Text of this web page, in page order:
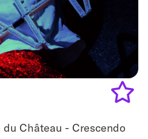
du Château - Crescendo